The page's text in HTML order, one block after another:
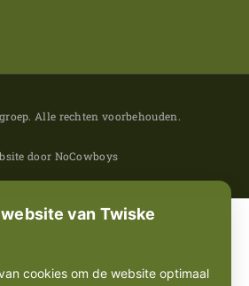
Alle rechten voorbehouden.
door NoCowboys
van Twiske
cookies om de website optimaal